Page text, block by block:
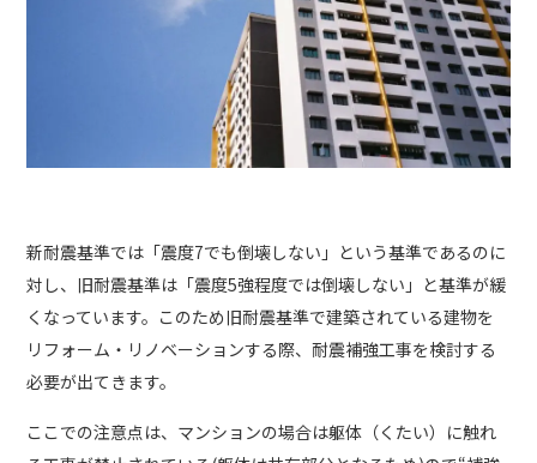
新耐震基準では「震度7でも倒壊しない」という基準であるのに
対し、旧耐震基準は「震度5強程度では倒壊しない」と基準が緩
くなっています。このため旧耐震基準で建築されている建物を
リフォーム・リノベーションする際、耐震補強工事を検討する
必要が出てきます。
ここでの注意点は、マンションの場合は躯体（くたい）に触れ